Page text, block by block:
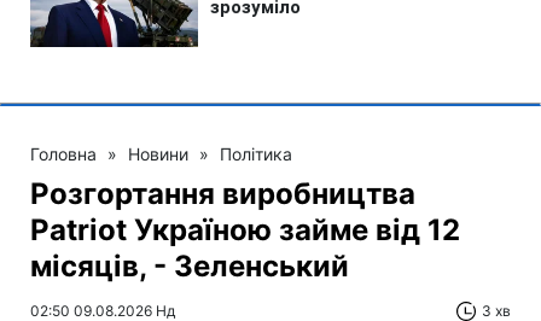
Головна » Новини » Політика
Розгортання виробництва
Patriot Україною займе від 12
місяців, - Зеленський
02:50 09.08.2026 Нд 3 хв